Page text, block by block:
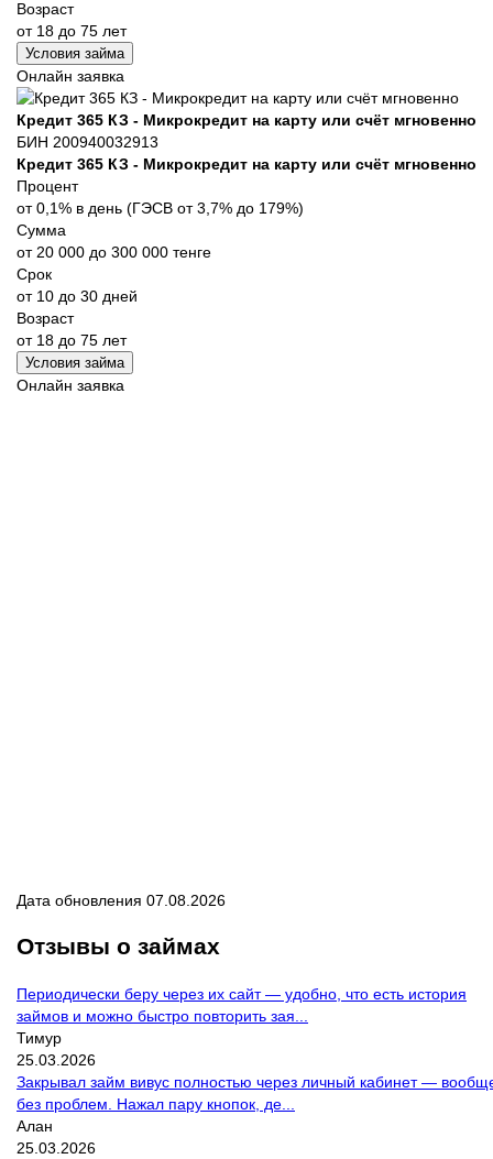
Возраст
от 18 до 75 лет
Условия займа
Онлайн заявка
Кредит 365 КЗ - Микрокредит на карту или счёт мгновенно
БИН 200940032913
Кредит 365 КЗ - Микрокредит на карту или счёт мгновенно
Процент
от 0,1% в день (ГЭСВ от 3,7% до 179%)
Сумма
от 20 000 до 300 000 тенге
Срок
от 10 до 30 дней
Возраст
от 18 до 75 лет
Условия займа
Онлайн заявка
Дата обновления 07.08.2026
Отзывы о займах
Периодически беру через их сайт — удобно, что есть история
займов и можно быстро повторить зая...
Тимур
25.03.2026
Закрывал займ вивус полностью через личный кабинет —
без проблем. Нажал пару кнопок, де...
Алан
25.03.2026